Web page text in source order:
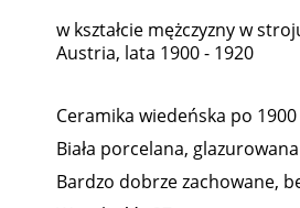
3 600,00 zł
w kształcie mężczyzny w
Austria, lata 1900 - 1920
Ceramika wiedeńska po
Biała porcelana,
Bardzo dobrze zachowane,